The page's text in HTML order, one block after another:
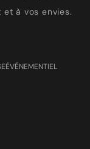
à vos envies.
ÉVÉNEMENTIEL